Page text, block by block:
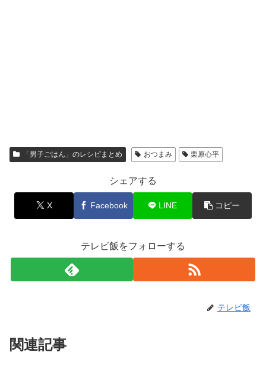
「男子ごはん」のレシピまとめ おつまみ 栗原心平
シェアする
X Facebook LINE コピー
テレビ飯をフォローする
テレビ飯
関連記事